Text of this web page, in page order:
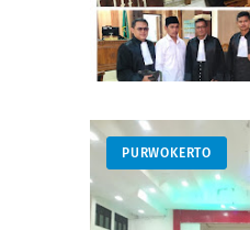
PURWOKERTO